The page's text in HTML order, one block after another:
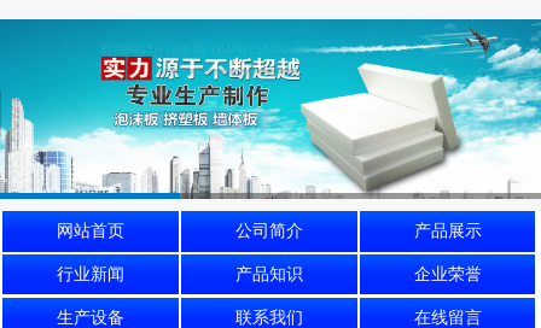
网站首页 公司简介 产品展示
行业新闻 产品知识 企业荣誉
生产设备 联系我们 在线留言